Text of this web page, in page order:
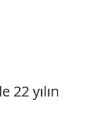
Sesi Aç
22 yılın